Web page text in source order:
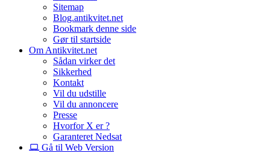
Sitemap
Blog.antikvitet.net
Bookmark denne side
Gør til startside
Om Antikvitet.net
Sådan virker det
Sikkerhed
Kontakt
Vil du udstille
Vil du annoncere
Presse
Hvorfor X er ?
Garanteret Nedsat
Gå til Web Version